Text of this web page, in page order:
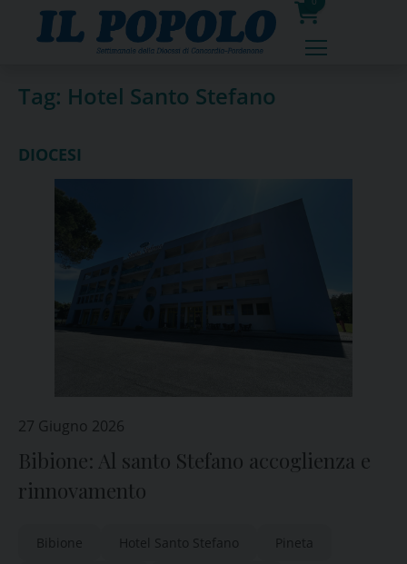
0
prodotti
Tag: Hotel Santo Stefano
DIOCESI
27 Giugno 2026
Bibione: Al santo Stefano accoglienza e
rinnovamento
Bibione Hotel Santo Stefano Pineta